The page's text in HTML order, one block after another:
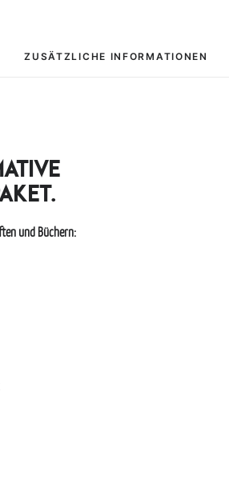
ZUSÄTZLICHE INFORMATIONEN
und Büchern: